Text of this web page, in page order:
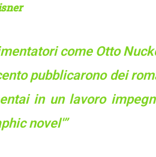
come Otto
pubblicarono dei
in un lavoro
novel'”